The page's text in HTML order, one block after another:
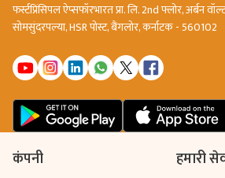
फर्स्टप्रिंसिपल ऐप्सफॉरभारत प्रा. लि. 2nd फ्लोर, अर्बन
सोमसुंदरपल्या, HSR पोस्ट, बैंगलोर, कर्नाटक - 560102
कंपनी हमारी